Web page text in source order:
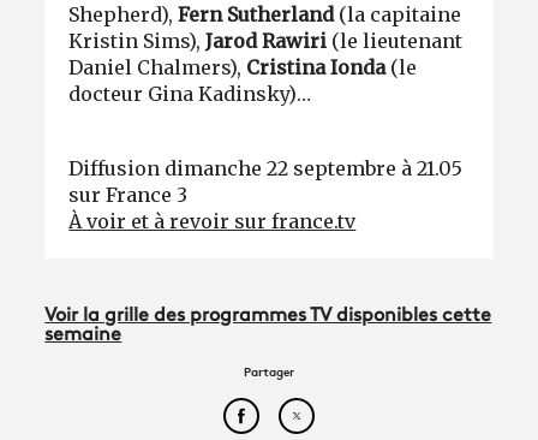
Shepherd),Fern Sutherland(la capitaine
Kristin Sims),Jarod Rawiri (le lieutenant
Daniel Chalmers), Cristina Ionda(le
docteur Gina Kadinsky)…
Diffusion dimanche 22 septembre à 21.05
sur France 3
À voir et à revoir sur france.tv
Voir la grille des programmes TV disponibles cette
semaine
Partager
Partager cet article sur
Partager cet article sur